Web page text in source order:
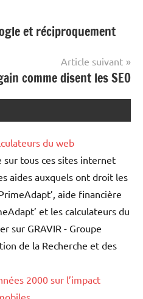
et réciproquement
Article suivant
comme disent les SEO
du web
tous ces sites internet
aides auxquels ont droit les
aide financière
et les calculateurs du
sur GRAVIR - Groupe
de la Recherche et des
2000 sur l’impact